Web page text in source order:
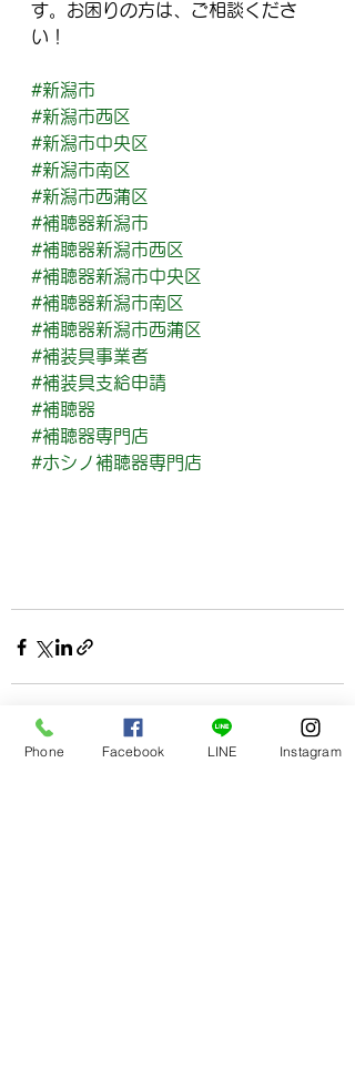
す。お困りの方は、ご相談くださ
い！
#新潟市
#新潟市西区
#新潟市中央区
#新潟市南区
#新潟市西蒲区
#補聴器新潟市
#補聴器新潟市西区
#補聴器新潟市中央区
#補聴器新潟市南区
#補聴器新潟市西蒲区
#補装具事業者
#補装具支給申請
#補聴器
#補聴器専門店
#ホシノ補聴器専門店
Phone Facebook LINE Instagram